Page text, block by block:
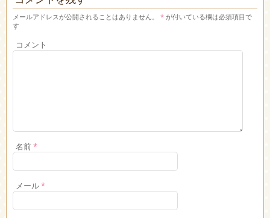
メールアドレスが公開されることはありません。 * が付いている欄は必須項目で
す
コメント
名前*
メール*